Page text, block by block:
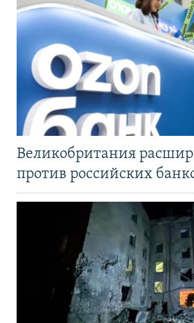
Великобритания
против российских